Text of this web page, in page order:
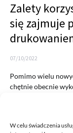
W celu świadczenia
Zalety
się zajmuje
07/10/2022
Pomimo wielu
chętnie obecnie
READ MORE